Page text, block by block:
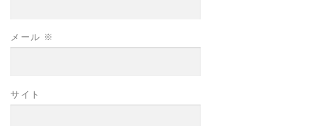
メール ※
サイト